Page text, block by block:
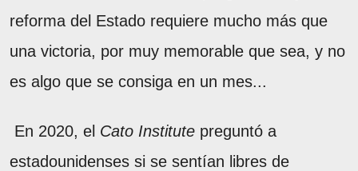
reforma del Estado requiere mucho más que
una victoria, por muy memorable que sea, y no
es algo que se consiga en un mes...
En 2020, el Cato Institute preguntó a
estadounidenses si se sentían libres de